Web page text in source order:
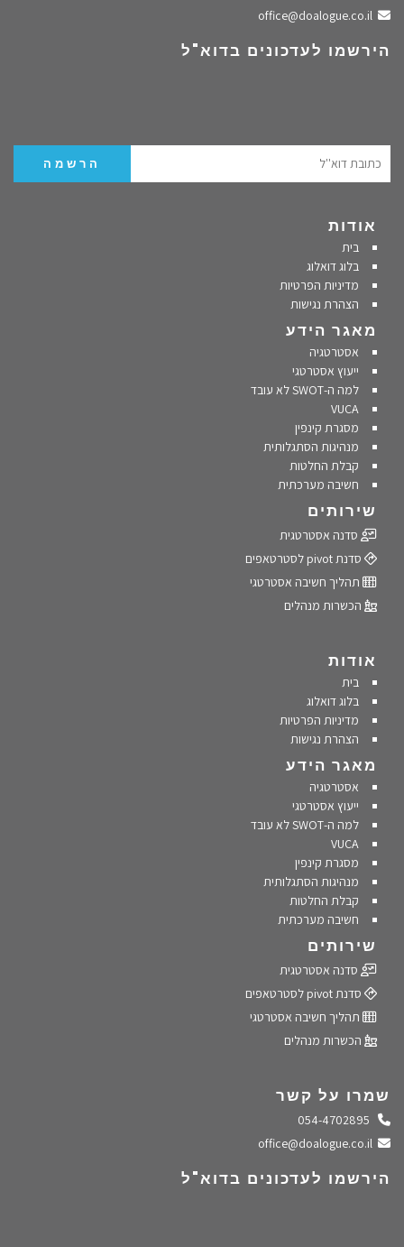
שלחו מייל
הירשמו לעדכונים בדוא"ל
אודות
בית
בלוג דואלוג
מדיניות הפרטיות
הצהרת נגישות
מאגר הידע
אסטרטגיה
ייעוץ אסטרטגי
למה ה-SWOT לא עובד
VUCA
מסגרת קינפין
מנהיגות הסתגלותית
קבלת החלטות
חשיבה מערכתית
שירותים
סדנה אסטרטגית
סדנת pivot לסטרטאפים
תהליך חשיבה אסטרטגי
הכשרות מנהלים
אודות
בית
בלוג דואלוג
מדיניות הפרטיות
הצהרת נגישות
מאגר הידע
אסטרטגיה
ייעוץ אסטרטגי
למה ה-SWOT לא עובד
VUCA
מסגרת קינפין
מנהיגות הסתגלותית
קבלת החלטות
חשיבה מערכתית
שירותים
סדנה אסטרטגית
סדנת pivot לסטרטאפים
תהליך חשיבה אסטרטגי
הכשרות מנהלים
שמרו על קשר
התקשרו אלינו
שלחו מייל
הירשמו לעדכונים בדוא"ל